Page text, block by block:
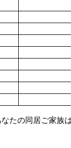
たの同居ご家族